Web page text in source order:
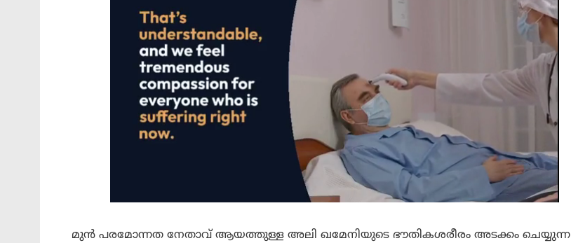
മുൻ പരമോന്നത നേതാവ് ആയത്തുള്ള അലി ഖമേനിയുടെ ഭൗതികശരീരം അടക്കം ചെയ്യുന്ന